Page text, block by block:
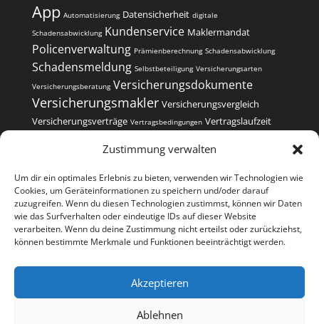
Zustimmung verwalten
Um dir ein optimales Erlebnis zu bieten, verwenden wir Technologien wie
Cookies, um Geräteinformationen zu speichern und/oder darauf
zuzugreifen. Wenn du diesen Technologien zustimmst, können wir Daten
wie das Surfverhalten oder eindeutige IDs auf dieser Website
verarbeiten. Wenn du deine Zustimmung nicht erteilst oder zurückziehst,
können bestimmte Merkmale und Funktionen beeinträchtigt werden.
Akzeptieren
Ablehnen
App Automatisierung Datensicherheit digitale
Schadensabwicklung Kundenservice Maklermandat
Policenverwaltung Prämienberechnung Schadensabwicklung
Schadensmeldung Selbstbeteiligung Versicherungsarten
Versicherungsberatung Versicherungsdokumente
Versicherungsmakler Versicherungsvergleich
Versicherungsverträge Vertragsbedingungen Vertragslaufzeit
Kontakt Impressum
Datenschutzerklärung
Cookie-Richtlinie (EU)
Copyright 2022-2026 | Finanz- und
Versicherungsmakler Sander GmbH | Alle Rechte